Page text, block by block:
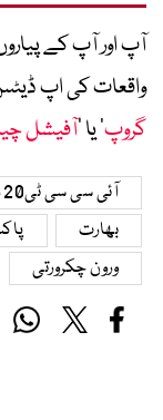
آپ اور آپ کے
واقعات کی اپ
گروپ‘ یا ’آفیشل
آئی سی سی ٹی20 رینکنگ
بھارت
ورون چکرورتی